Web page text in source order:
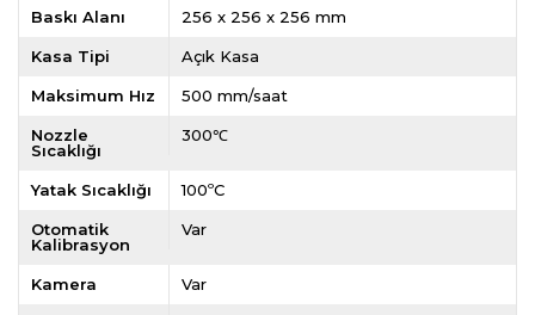
Baskı Alanı 256 x 256 x 256 mm
Kasa Tipi Açık Kasa
Maksimum Hız 500 mm/saat
Nozzle
Sıcaklığı
300℃
Yatak Sıcaklığı 100ºC
Otomatik
Kalibrasyon
Var
Kamera Var